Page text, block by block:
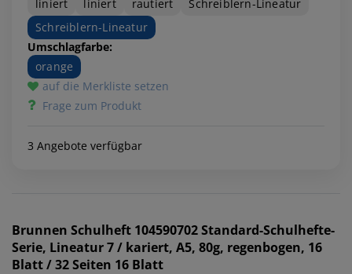
liniert liniert rautiert
Schreiblern-Lineatur
Schreiblern-Lineatur
Umschlagfarbe:
orange
auf die Merkliste setzen
Frage zum Produkt
3 Angebote verfügbar
Brunnen Schulheft 104590702 Standard-Schulhefte-
Serie, Lineatur 7 / kariert, A5, 80g, regenbogen, 16
Blatt / 32 Seiten 16 Blatt